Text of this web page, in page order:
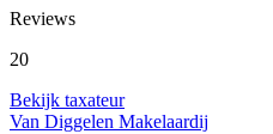
Reviews
20
Bekijk taxateur
Van Diggelen Makelaardij